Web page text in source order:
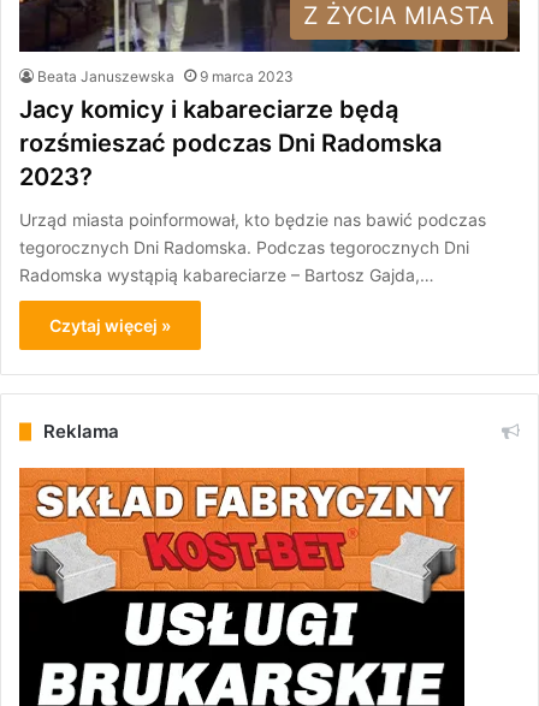
Z ŻYCIA MIASTA
Beata Januszewska 9 marca 2023
Jacy komicy i kabareciarze będą
rozśmieszać podczas Dni Radomska
2023?
Urząd miasta poinformował, kto będzie nas bawić podczas
tegorocznych Dni Radomska. Podczas tegorocznych Dni
Radomska wystąpią kabareciarze – Bartosz Gajda,…
Czytaj więcej »
Reklama